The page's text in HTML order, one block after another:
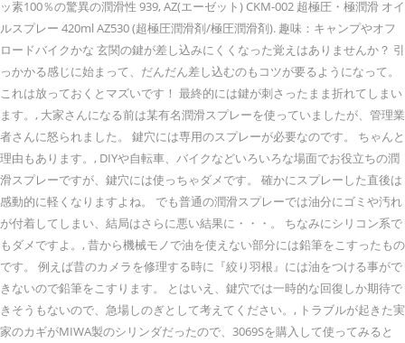
ッ素100％の驚異の潤滑性 939, AZ(エーゼット) CKM-002 超極圧・極潤滑 オイ
ルスプレー 420ml AZ530 (超極圧潤滑剤/極圧潤滑剤). 趣味：キャンプやオフ
ロードバイクかな 玄関の鍵が差し込みにくくなった覚えはありませんか？ 引
っかかる感じに始まって、だんだん差し込むのもコツが要るようになって。
これは放っておくとマズいです！ 最終的には鍵が刺さったまま折れてしまい
ます。, 大家さんになる前は某有名潤滑スプレーを使っていましたが、管理業
者さんに怒られました。 鍵穴には専用のスプレーが必要なのです。 ちゃんと
理由もあります。, DIYや自転車、バイクなどいろいろな場面でお役立ちの潤
滑スプレーですが、鍵穴には使っちゃダメです。 確かにスプレーした直後は
感動的に軽くなりますよね。 でも普通の潤滑スプレーでは油分にゴミや汚れ
が付着してしまい、結局はさらに悪い結果に・・・。 ちなみにシリコン系で
もダメですよ。, 昔から機械モノで油を使えない部分には鉛筆をこすったもの
です。 例えば昔のカメラを修理する時に『絞り羽根』には油をつける事がで
きないので鉛筆をこすります。 とはいえ、鍵穴では一時的な回復しか期待で
きそうもないので、急場しのぎとして考えてください。, トラブルが起きた実
家のカギがMIWA製のシリンダだったので、3069Sを購入して使ってみると